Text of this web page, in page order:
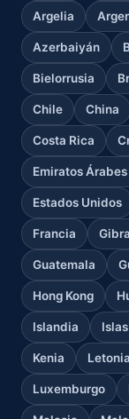
Argelia
Azerbaiyán
Bielorrusia
Chile China
Costa Rica
Emiratos
Estados Unidos
Francia
Guatemala
Hong Kong
Islandia
Kenia Letonia
Luxemburgo